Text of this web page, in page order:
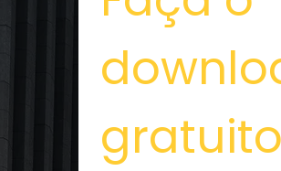
gratuito